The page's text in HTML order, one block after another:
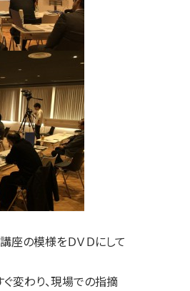
座の模様をＤＶＤにして
変わり、現場での指摘